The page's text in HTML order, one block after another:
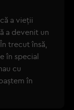
a vieții
a devenit un
trecut însă,
în special
cu
în